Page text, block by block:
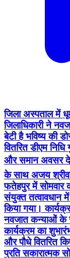
जिला अस्पताल में
जिलाधिकारी ने
बेटी है भविष्य की
वितरित डीएम
और समान अवसर
के साथ अजय
फतेहपुर में सोमवार
संयुक्त तत्वावधान
किया गया।
नवजात कन्याओं के
कार्यक्रम का
और पौधे वितरित
प्रति सकारात्मक